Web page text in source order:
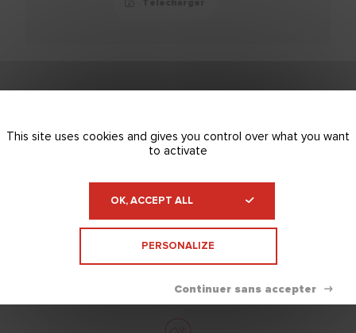
ENTREPRISE FRANÇAISE
This site uses cookies and gives you control over what you want
to activate
OK, ACCEPT ALL
PERSONALIZE